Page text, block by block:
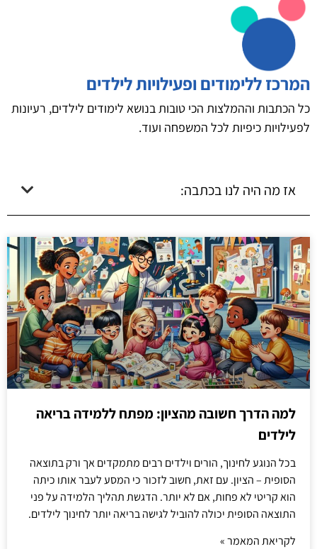
המרכז ללימודים ופעילויות לילדים
כל הכתבות וההמלצות הכי טובות בנושא לימודים לילדים, רעיונות
לפעילויות כיפיות לכל המשפחה ועוד.
אז מה היה לנו בכתבה:
למה הדרך חשובה מהציון: מפתח ללמידה בריאה
לילדים
בכל הנוגע לחינוך, הורים וילדים רבים מתמקדים אך ורק בתוצאה
הסופית – הציון. עם זאת, חשוב לזכור כי המסע לעבר אותו כיתה
הוא קריטי לא פחות, אם לא יותר. הדגשת תהליך הלמידה על פני
התוצאה הסופית יכולה להוביל לגישה בריאה יותר לחינוך לילדים.
לקריאת המאמר »